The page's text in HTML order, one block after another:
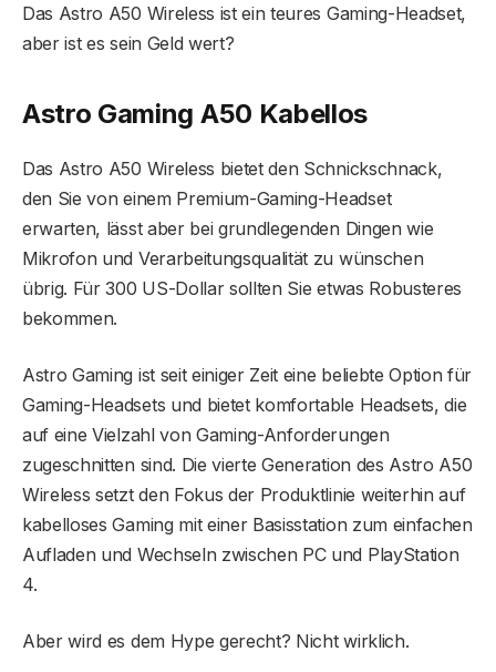
Das Astro A50 Wireless ist ein teures Gaming-Headset,
aber ist es sein Geld wert?
Astro Gaming A50 Kabellos
Das Astro A50 Wireless bietet den Schnickschnack,
den Sie von einem Premium-Gaming-Headset
erwarten, lässt aber bei grundlegenden Dingen wie
Mikrofon und Verarbeitungsqualität zu wünschen
übrig. Für 300 US-Dollar sollten Sie etwas Robusteres
bekommen.
Astro Gaming ist seit einiger Zeit eine beliebte Option für
Gaming-Headsets und bietet komfortable Headsets, die
auf eine Vielzahl von Gaming-Anforderungen
zugeschnitten sind. Die vierte Generation des Astro A50
Wireless setzt den Fokus der Produktlinie weiterhin auf
kabelloses Gaming mit einer Basisstation zum einfachen
Aufladen und Wechseln zwischen PC und PlayStation
4.
Aber wird es dem Hype gerecht? Nicht wirklich.